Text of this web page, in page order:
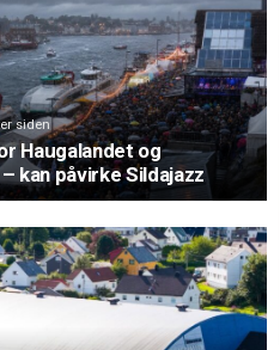
siden
Haugalandet og
kan påvirke Sildajazz